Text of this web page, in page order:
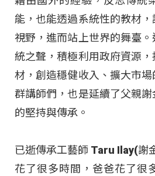
能，也能透過系統性的教材
視野，進而站上世界的舞臺
統之聲，積極利用政府資源
材，創造穩健收入、擴大市
群講師們，也是延續了父親
的堅持與傳承。
已逝傳承工藝師 Taru Ilay(謝
花了很多時間，爸爸花了很